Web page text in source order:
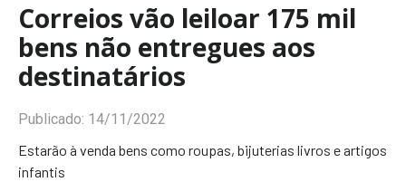
Correios vão leiloar 175 mil
bens não entregues aos
destinatários
Publicado: 14/11/2022
Estarão à venda bens como roupas, bijuterias livros e artigos
infantis